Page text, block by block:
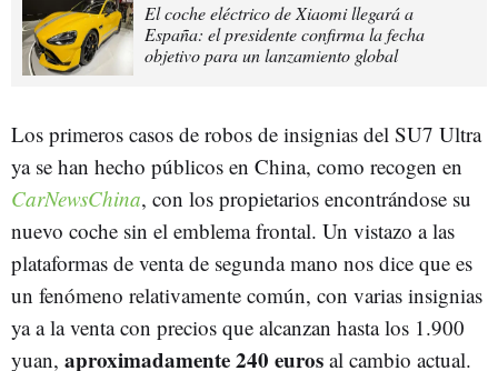
El coche eléctrico de Xiaomi llegará a
España: el presidente confirma la fecha
objetivo para un lanzamiento global
Los primeros casos de robos de insignias del SU7 Ultra
ya se han hecho públicos en China, como recogen en
CarNewsChina, con los propietarios encontrándose su
nuevo coche sin el emblema frontal. Un vistazo a las
plataformas de venta de segunda mano nos dice que es
un fenómeno relativamente común, con varias insignias
ya a la venta con precios que alcanzan hasta los 1.900
yuan, aproximadamente 240 euros al cambio actual.